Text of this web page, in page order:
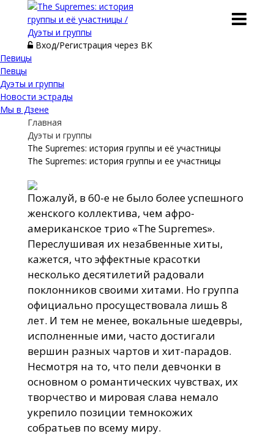
Вход/Регистрация через ВК
Певицы
Певцы
Дуэты и группы
Новости эстрады
Мы в Дзене
Главная
Дуэты и группы
The Supremes: история группы и её участницы
The Supremes: история группы и ее участницы
Пожалуй, в 60-е не было более успешного
женского коллектива, чем афро-
американское трио «The Supremes».
Переслушивая их незабвенные хиты,
кажется, что эффектные красотки
несколько десятилетий радовали
поклонников своими хитами. Но группа
официально просуществовала лишь 8
лет. И тем не менее, вокальные шедевры,
исполненные ими, часто достигали
вершин разных чартов и хит-парадов.
Несмотря на то, что пели девчонки в
основном о романтических чувствах, их
творчество и мировая слава немало
укрепило позиции темнокожих
собратьев по всему миру.